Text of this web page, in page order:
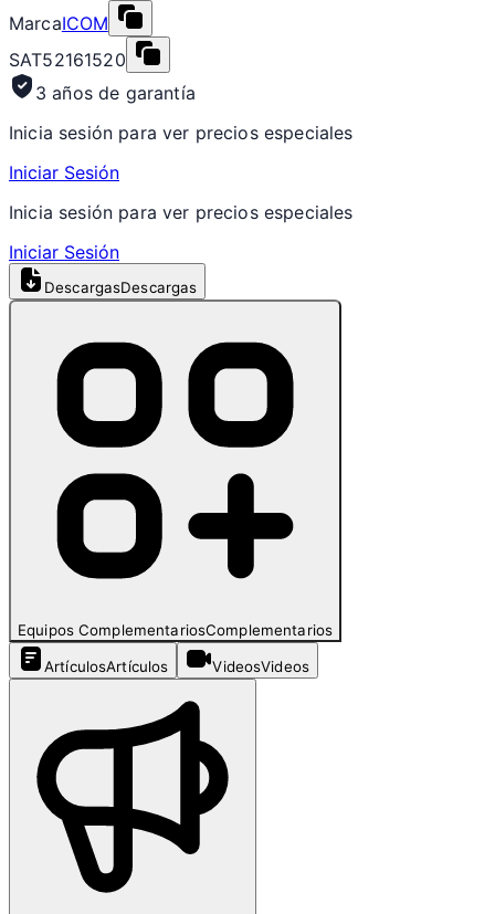
MarcaICOM
SAT52161520
3 años de garantía
Inicia sesión para ver precios especiales
Iniciar Sesión
Inicia sesión para ver precios especiales
Iniciar Sesión
DescargasDescargas
Equipos ComplementariosComplementarios
ArtículosArtículos VideosVideos